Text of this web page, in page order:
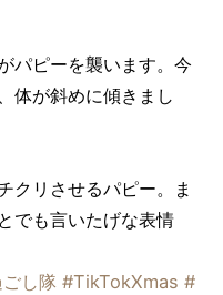
パピーを襲います。今
体が斜めに傾きまし
クリさせるパピー。ま
でも言いたげな表情
し隊 #TikTokXmas #